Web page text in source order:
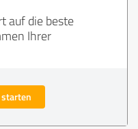
auf die beste
Ihrer